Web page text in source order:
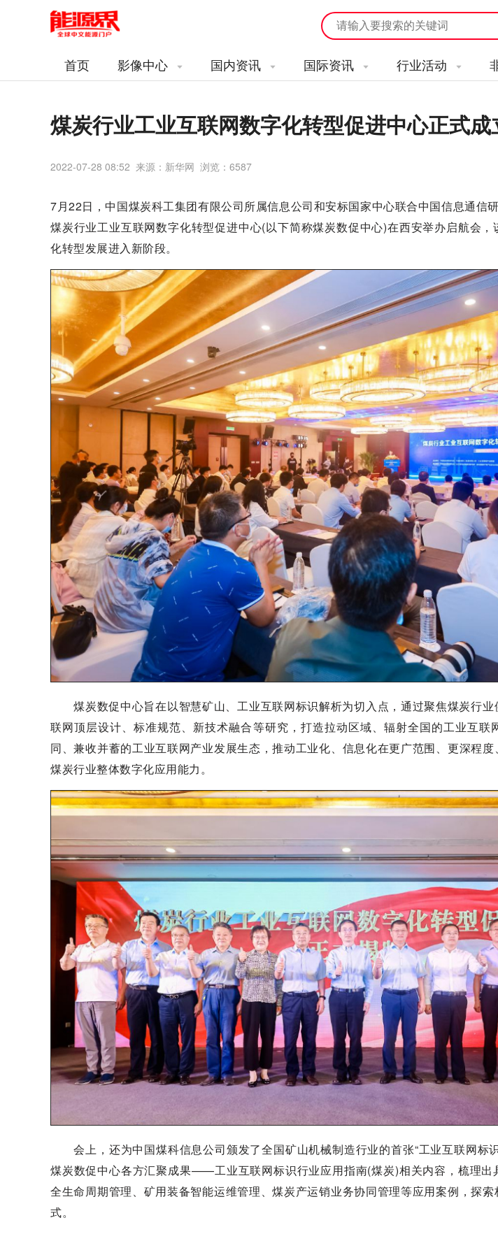
首页 影像中心 国内资讯 国际资讯 行业活动
煤炭行业工业互联网数字化转型促进中心正式成
2022-07-28 08:52 来源：新华网 浏览： 6587
7月22日，中国煤炭科工集团有限公司所属信息公司和安标国家中心联合中国信息通信
煤炭行业工业互联网数字化转型促进中心(以下简称煤炭数促中心)在西安举办启航会
化转型发展进入新阶段。
煤炭数促中心旨在以智慧矿山、工业互联网标识解析为切入点，通过聚焦煤炭行业
联网顶层设计、标准规范、新技术融合等研究，打造拉动区域、辐射全国的工业互联
同、兼收并蓄的工业互联网产业发展生态，推动工业化、信息化在更广范围、更深程
煤炭行业整体数字化应用能力。
会上，还为中国煤科信息公司颁发了全国矿山机械制造行业的首张“工业互联网标
煤炭数促中心各方汇聚成果——工业互联网标识行业应用指南(煤炭)相关内容，梳理出
全生命周期管理、矿用装备智能运维管理、煤炭产运销业务协同管理等应用案例，探
式。